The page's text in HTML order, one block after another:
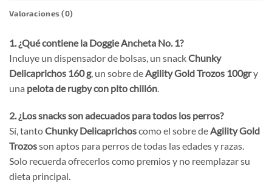
Valoraciones (0)
1. ¿Qué contiene la Doggie Ancheta No. 1?
Incluye un dispensador de bolsas, un snackChunky
Delicaprichos 160 g, un sobre de Agility Gold Trozos 100gry
una pelota de rugby con pito chillón
2. ¿Los snacks son adecuados para todos los perros?
Sí, tantoChunky Delicaprichoscomo el sobre deAgility Gold
Trozosson aptos para perros de todas las edades y razas.
Solo recuerda ofrecerlos como premios y no reemplazar su
dieta principal.